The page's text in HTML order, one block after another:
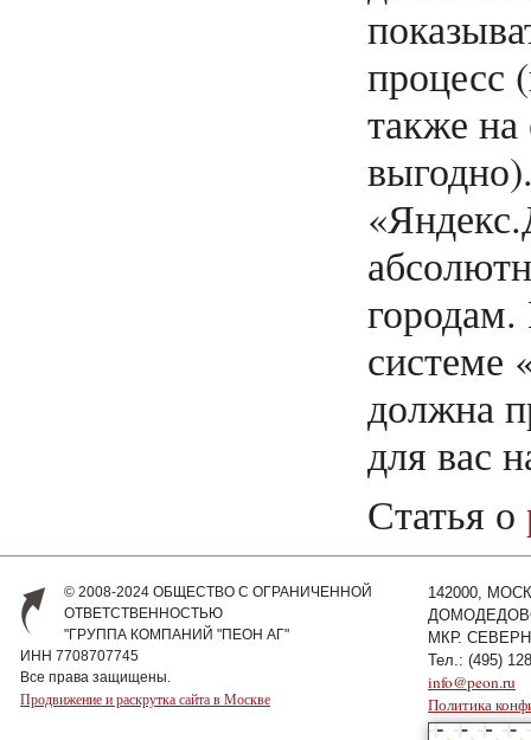
процесс
также на
городам.
системе
должна
для вас
Статья о
© 2008-2024 ОБЩЕСТВО С ОГРАНИЧЕННОЙ
ОТВЕТСТВЕННОСТЬЮ
"ГРУППА КОМПАНИЙ "ПЕОН АГ"
ИНН 7708707745
Все права защищены.
Продвижение и раскрутка сайта в Москве
142000,
МКР.
Тел.: (495)
info@peon.ru
Политика